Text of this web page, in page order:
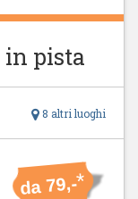
in pista
8 altri luoghi
da 79,-*